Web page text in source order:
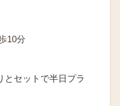
10分
とセットで半日プラ